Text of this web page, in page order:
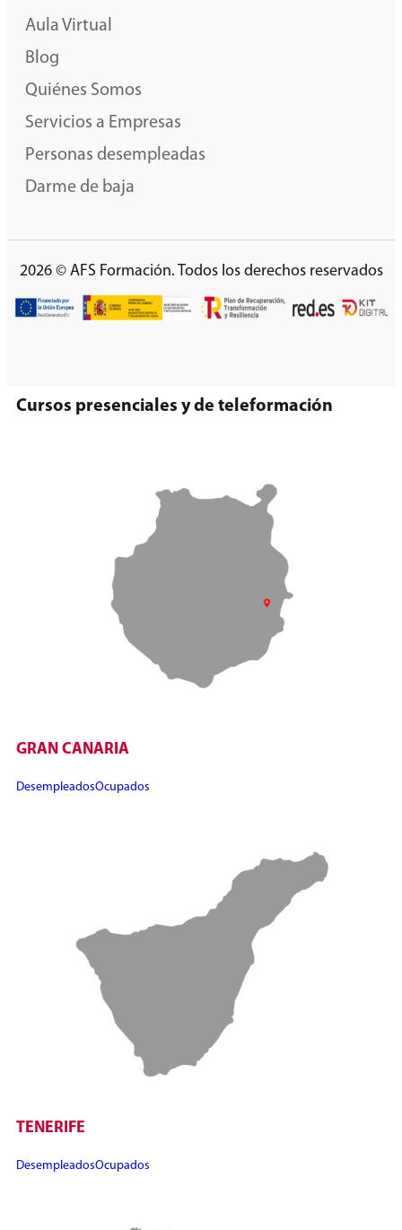
Aula Virtual
Blog
Quiénes Somos
Servicios a Empresas
Personas desempleadas
Darme de baja
2026 © AFS Formación. Todos los derechos reservados
Cursos presenciales y de teleformación
GRAN CANARIA
DesempleadosOcupados
TENERIFE
DesempleadosOcupados